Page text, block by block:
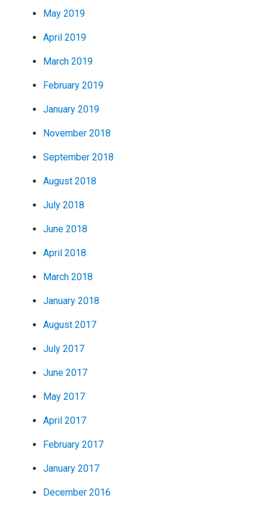
May 2019
April 2019
March 2019
February 2019
January 2019
November 2018
September 2018
August 2018
July 2018
June 2018
April 2018
March 2018
January 2018
August 2017
July 2017
June 2017
May 2017
April 2017
February 2017
January 2017
December 2016